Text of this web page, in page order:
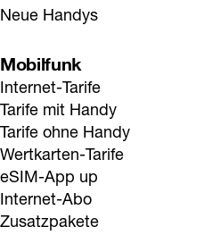
Neue Handys
Mobilfunk
Internet-Tarife
Tarife mit Handy
Tarife ohne Handy
Wertkarten-Tarife
eSIM-App up
Internet-Abo
Zusatzpakete